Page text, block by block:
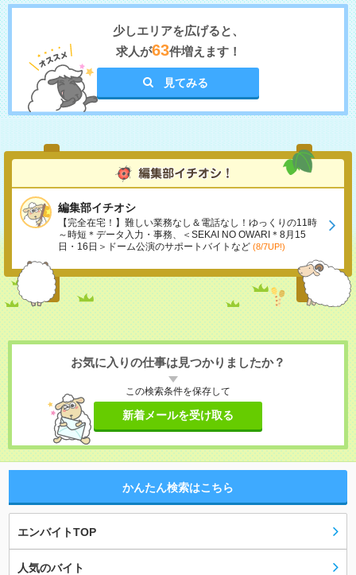
少しエリアを広げると、
求人が63件増えます！
見てみる
編集部イチオシ
【完全在宅！】難しい業務なし＆電話なし！ゆっくりの11時
～時短＊データ入力・事務、＜SEKAI NO OWARI＊8月15
日・16日＞ドーム公演のサポートバイトなど (8/7UP!)
お気に入りの仕事は見つかりましたか？
この検索条件を保存して
新着メールを受け取る
かんたん検索はこちら
エンバイトTOP
人気のバイト